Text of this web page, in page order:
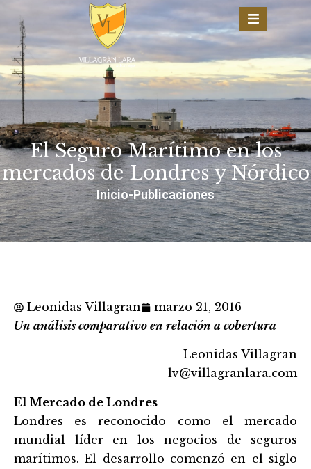
El Seguro Marítimo en los
mercados de Londres y Nórdico
Inicio-Publicaciones
Leonidas Villagran
marzo 21, 2016
Un análisis comparativo en relación a cobertura
Leonidas Villagran
lv@villagranlara.com
El Mercado de Londres
Londres es reconocido como el mercado
mundial líder en los negocios de seguros
marítimos. El desarrollo comenzó en el siglo